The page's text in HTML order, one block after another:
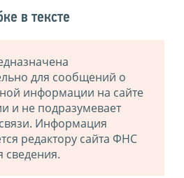
в тексте
для сообщений о
информации на сайте
и не подразумевает
Информация
редактору сайта ФНС
сведения.